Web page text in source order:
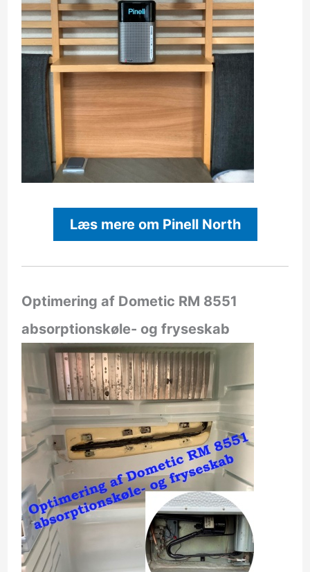
Læs mere om Pinell North
Optimering af Dometic RM 8551
absorptionskøle- og fryseskab